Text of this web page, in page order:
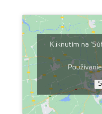
Kliknutím na